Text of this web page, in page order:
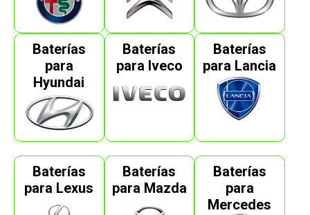
Baterías
para
Hyundai
Baterías
para Iveco
Baterías
para Lancia
Baterías
para Lexus
Baterías
para Mazda
Baterías
para
Mercedes